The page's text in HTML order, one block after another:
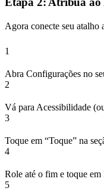
Agora conecte seu atalho
1
Abra Configurações no
2
Vá para Acessibilidade
3
Toque em “Toque” na
4
Role até o fim e toque em
5